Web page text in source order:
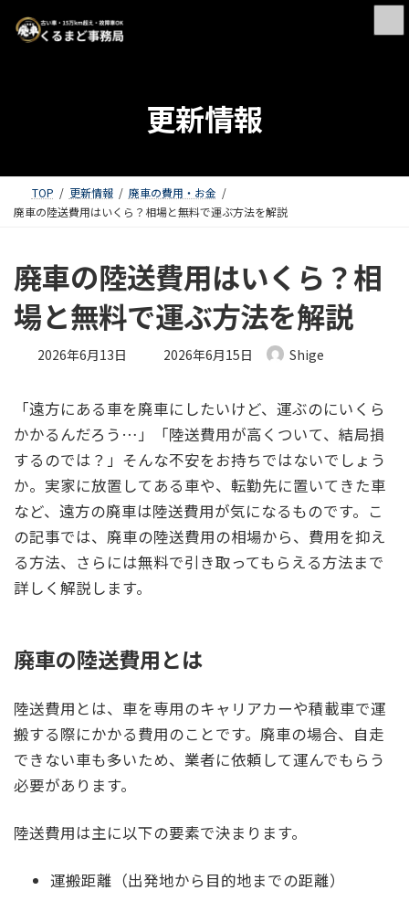
更新情報
TOP 更新情報
廃車の費用・お金
廃車の陸送費用はいくら？相場と無料で運ぶ方法を解説
廃車の陸送費用はいくら？相
場と無料で運ぶ方法を解説
2026年6月13日 最終更新日時 :
2026年6月15日 Shige
「遠方にある車を廃車にしたいけど、運ぶのにいくら
かかるんだろう…」「陸送費用が高くついて、結局損
するのでは？」そんな不安をお持ちではないでしょう
か。実家に放置してある車や、転勤先に置いてきた車
など、遠方の廃車は陸送費用が気になるものです。こ
の記事では、廃車の陸送費用の相場から、費用を抑え
る方法、さらには無料で引き取ってもらえる方法まで
詳しく解説します。
廃車の陸送費用とは
陸送費用とは、車を専用のキャリアカーや積載車で運
搬する際にかかる費用のことです。廃車の場合、自走
できない車も多いため、業者に依頼して運んでもらう
必要があります。
陸送費用は主に以下の要素で決まります。
運搬距離（出発地から目的地までの距離）